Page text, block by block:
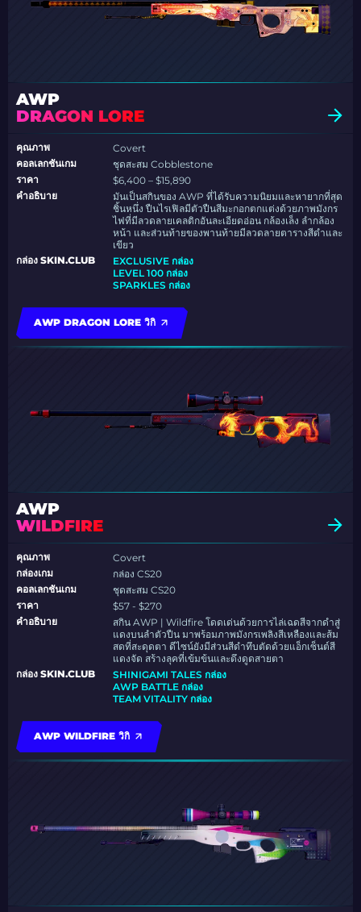
AWP
DRAGON LORE
คุณภาพ
Covert
คอลเลกชันเกม
ชุดสะสม Cobblestone
ราคา
$6,400 – $15,890
คำอธิบาย
มันเป็นสกินของ AWP ที่ได้รับความนิยมและหายากที่สุด
ชิ้นหนึ่ง ปืนไรเฟิลมีตัวปืนสีมะกอกตกแต่งด้วยภาพมังกร
ไฟที่มีลวดลายเคลติกอันละเอียดอ่อน กล้องเล็ง ลำกล้อง
หน้า และส่วนท้ายของพานท้ายมีลวดลายตารางสีดำและ
เขียว
กล่อง SKIN.CLUB
EXCLUSIVE กล่อง
LEVEL 100 กล่อง
SPARKLES กล่อง
AWP DRAGON LORE วิกิ
AWP
WILDFIRE
คุณภาพ
Covert
กล่องเกม
กล่อง CS20
คอลเลกชันเกม
ชุดสะสม CS20
ราคา
$57 - $270
คำอธิบาย
สกิน AWP | Wildfire โดดเด่นด้วยการไล่เฉดสีจากดำสู่
แดงบนลำตัวปืน มาพร้อมภาพมังกรเพลิงสีเหลืองและส้ม
สดที่สะดุดตา ดีไซน์ยังมีส่วนสีดำทึบตัดด้วยแอ็กเซ็นต์สี
แดงจัด สร้างลุคที่เข้มข้นและดึงดูดสายตา
กล่อง SKIN.CLUB
SHINIGAMI TALES กล่อง
AWP BATTLE กล่อง
TEAM VITALITY กล่อง
AWP WILDFIRE วิกิ